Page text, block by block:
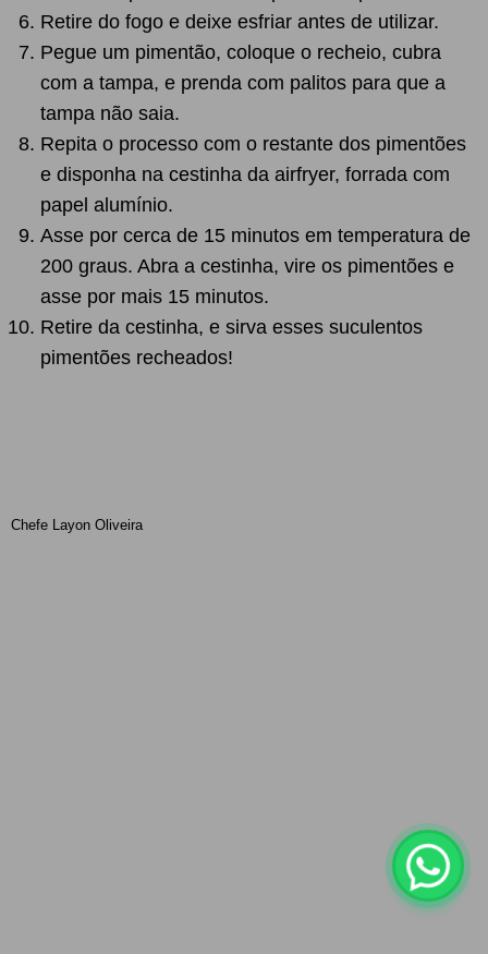
Retire do fogo e deixe esfriar antes de utilizar.
Pegue um pimentão, coloque o recheio, cubra
com a tampa, e prenda com palitos para que a
tampa não saia.
Repita o processo com o restante dos pimentões
e disponha na cestinha da airfryer, forrada com
papel alumínio.
Asse por cerca de 15 minutos em temperatura de
200 graus. Abra a cestinha, vire os pimentões e
asse por mais 15 minutos.
Retire da cestinha, e sirva esses suculentos
pimentões recheados!
Chefe Layon Oliveira